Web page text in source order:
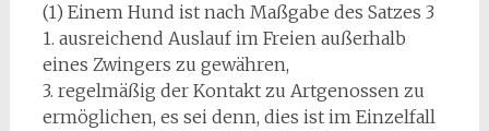
(1) Einem Hund ist nach Maßgabe des Satzes 3
1. ausreichend Auslauf im Freien außerhalb
eines Zwingers zu gewähren,
3. regelmäßig der Kontakt zu Artgenossen zu
ermöglichen, es sei denn, dies ist im Einzelfall